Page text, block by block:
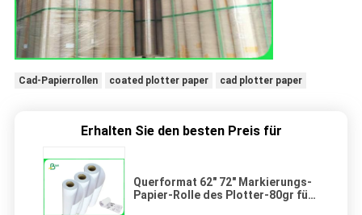
Cad-Papierrollen coated plotter paper cad plotter paper
Erhalten Sie den besten Preis für
Querformat 62" 72" Markierungs-
Papier-Rolle des Plotter-80gr für